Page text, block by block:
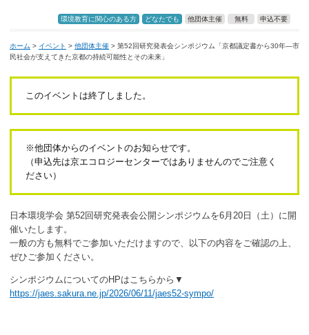
講座
ボランティア
発行物
団体で見学希望の方
学校関係の方
企業・環境団体の方
環境教育に関心のある方 どなたでも 他団体主催 無料 申込不要
ホーム > イベント > 他団体主催 > 第52回研究発表会シンポジウム「京都議定書から30年―市
民社会が支えてきた京都の持続可能性とその未来」
このイベントは終了しました。
※他団体からのイベントのお知らせです。
（申込先は京エコロジーセンターではありませんのでご注意く
ださい）
日本環境学会 第52回研究発表会公開シンポジウムを6月20日（土）に開
催いたします。
一般の方も無料でご参加いただけますので、以下の内容をご確認の上、
ぜひご参加ください。
シンポジウムについてのHPはこちらから▼
https://jaes.sakura.ne.jp/2026/06/11/jaes52-sympo/